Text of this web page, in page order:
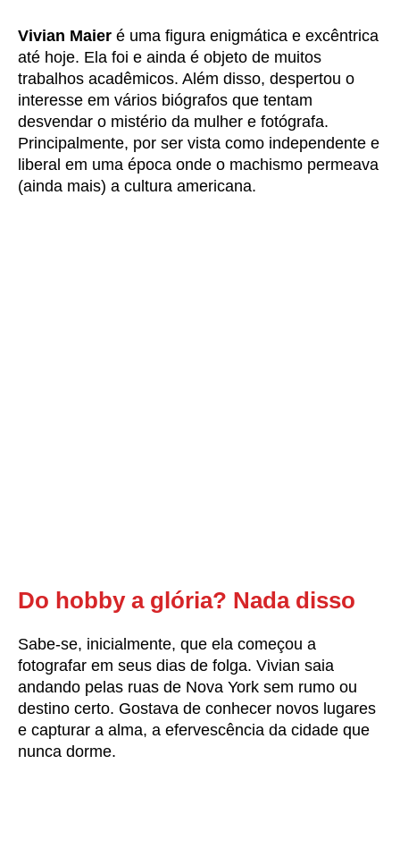
Vivian Maier é uma figura enigmática e excêntrica
até hoje. Ela foi e ainda é objeto de muitos
trabalhos acadêmicos. Além disso, despertou o
interesse em vários biógrafos que tentam
desvendar o mistério da mulher e fotógrafa.
Principalmente, por ser vista como independente e
liberal em uma época onde o machismo permeava
(ainda mais) a cultura americana.
Do hobby a glória? Nada disso
Sabe-se, inicialmente, que ela começou a
fotografar em seus dias de folga. Vivian saia
andando pelas ruas de Nova York sem rumo ou
destino certo. Gostava de conhecer novos lugares
e capturar a alma, a efervescência da cidade que
nunca dorme.